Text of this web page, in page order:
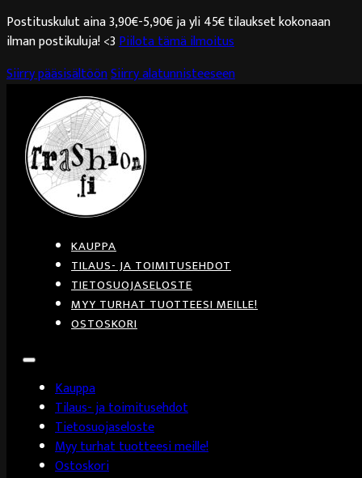
Postituskulut aina 3,90€-5,90€ ja yli 45€ tilaukset kokonaan
ilman postikuluja! <3Piilota tämä ilmoitus
Siirry pääsisältöönSiirry alatunnisteeseen
KAUPPA
TILAUS- JA TOIMITUSEHDOT
TIETOSUOJASELOSTE
MYY TURHAT TUOTTEESI MEILLE!
OSTOSKORI
Kauppa
Tilaus- ja toimitusehdot
Tietosuojaseloste
Myy turhat tuotteesi meille!
Ostoskori